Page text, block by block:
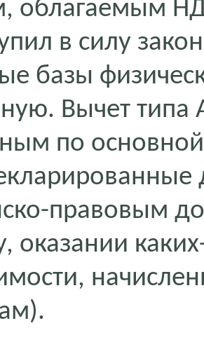
облагаемым
в силу
базы
Вычет типа
по основной
правовым
оказании